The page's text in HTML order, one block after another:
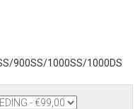
900SS/1000SS/1000DS